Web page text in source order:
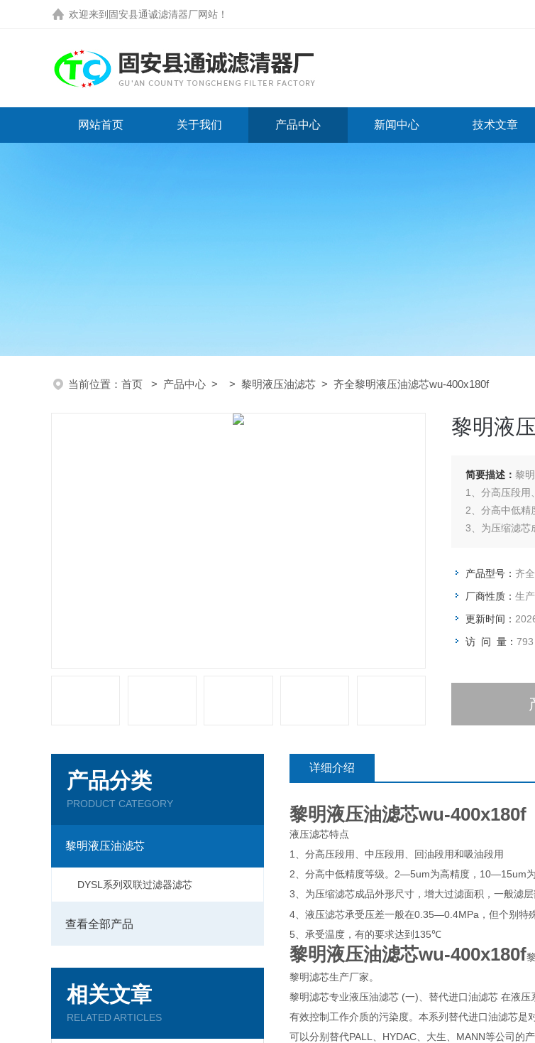
欢迎来到 固安县通诚滤清器厂网站 ！
网站首页 关于我们 产品中心 新闻中心 技术文章
当前位置： 首页 > 产品中心 > > 黎明液压油滤芯 > 齐全黎明液压油滤芯wu-400x180f
黎明液
简要描述： 黎
1、分高压段用
2、分高中低
3、为压缩滤芯
32MPa，甚至42
产品型号： 齐全
厂商性质： 生
更新时间：
访 问 量： 793
产品分类
PRODUCT CATEGORY
黎明液压油滤芯
DYSL系列双联过滤器滤芯
查看全部产品
相关文章
RELATED ARTICLES
详细介绍
黎明液压油滤芯wu-400x180f
液压滤芯特点
1
、分高压段用、中压段用、回油段用和吸油段用
2 、分高中低精度等级。 2—5um为高精度， 10—15um
3 、为压缩滤芯成品外形尺寸，增大过滤面积，一般滤
4 、液压滤芯承受压差一般在0.35—0.4MPa ，但个别特
5 、承受温度，有的要求达到 135℃
黎明液压油滤芯wu-400x180f
黎明滤芯生产厂家。
黎明滤芯专业液压油滤芯 (一)、替代进口油滤芯 在液
有效控制工作介质的污染度。本系列替代进口油滤芯是
可以分别替代PALL、HYDAC、大生、MANN等公司的